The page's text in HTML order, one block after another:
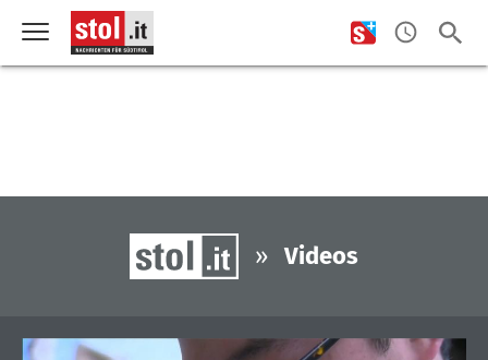
» Videos